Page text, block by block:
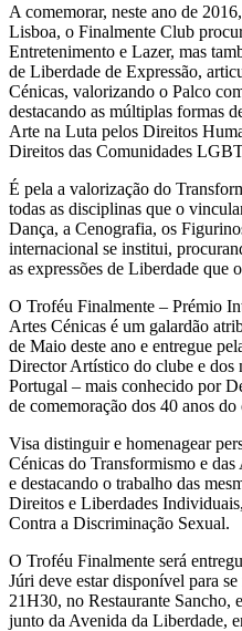
A comemorar, neste ano de
Lisboa, o Finalmente Club
Entretenimento e Lazer, mas
de Liberdade de Expressão,
Cénicas, valorizando o Palco
destacando as múltiplas formas
Arte na Luta pelos Direitos
Direitos das Comunidades
É pela a valorização do
todas as disciplinas que o
Dança, a Cenografia, os
internacional se institui,
as expressões de Liberdade que
O Troféu Finalmente – Prémio
Artes Cénicas é um galardão
de Maio deste ano e entregue
Director Artístico do clube e dos
Portugal – mais conhecido por
de comemoração dos 40 anos
Visa distinguir e homenagear
Cénicas do Transformismo e
e destacando o trabalho das
Direitos e Liberdades
Contra a Discriminação Sexual.
O Troféu Finalmente será
Júri deve estar disponível para
21H30, no Restaurante Sancho,
junto da Avenida da Liberdade,